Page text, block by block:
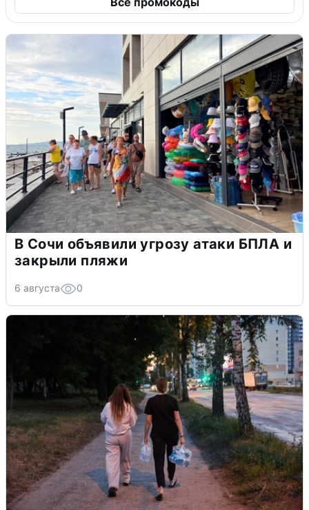
В Сочи объявили угрозу атаки БПЛА и
закрыли пляжи
6 августа 0